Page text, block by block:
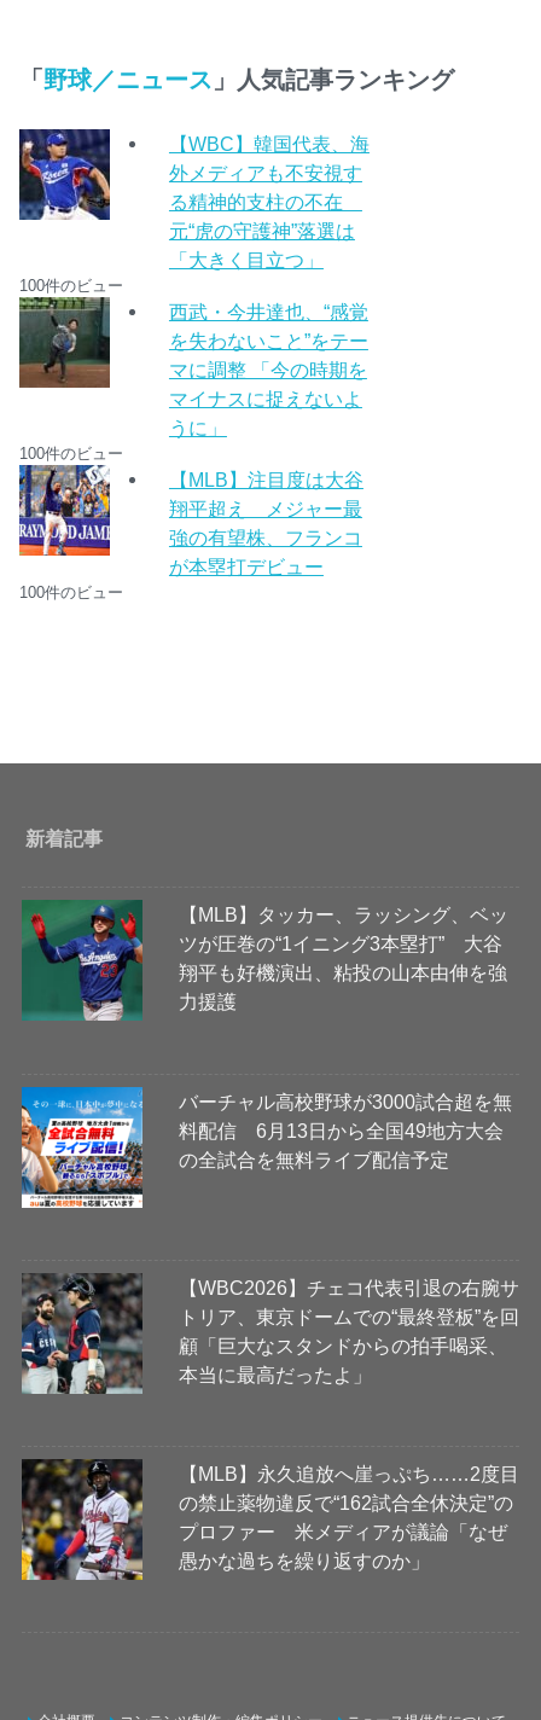
「 野球／ニュース 」人気記事ランキング
【WBC】韓国代表、海
外メディアも不安視す
る精神的支柱の不在
元“虎の守護神”落選は
「大きく目立つ」
100件のビュー
西武・今井達也、“感覚
を失わないこと”をテー
マに調整 「今の時期を
マイナスに捉えないよ
うに」
100件のビュー
【MLB】注目度は大谷
翔平超え メジャー最
強の有望株、フランコ
が本塁打デビュー
100件のビュー
新着記事
【MLB】タッカー、ラッシング、ベッ
ツが圧巻の“1イニング3本塁打” 大谷
翔平も好機演出、粘投の山本由伸を強
力援護
バーチャル高校野球が3000試合超を無
料配信 6月13日から全国49地方大会
の全試合を無料ライブ配信予定
【WBC2026】チェコ代表引退の右腕サ
トリア、東京ドームでの“最終登板”を回
顧「巨大なスタンドからの拍手喝采、
本当に最高だったよ」
【MLB】永久追放へ崖っぷち……2度目
の禁止薬物違反で“162試合全休決定”の
プロファー 米メディアが議論「なぜ
愚かな過ちを繰り返すのか」